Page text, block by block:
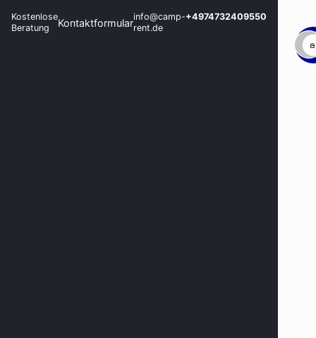
Kostenlose
Beratung
Kontaktformularinfo@camp-
rent.de
+4974732409550